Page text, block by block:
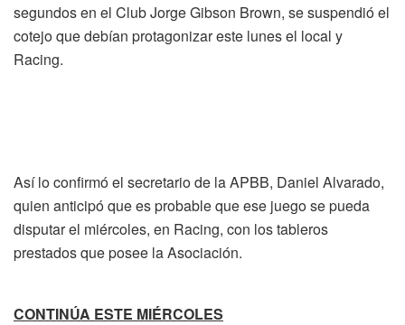
segundos en el Club Jorge Gibson Brown, se suspendió el
cotejo que debían protagonizar este lunes el local y
Racing.
Así lo confirmó el secretario de la APBB, Daniel Alvarado,
quien anticipó que es probable que ese juego se pueda
disputar el miércoles, en Racing, con los tableros
prestados que posee la Asociación.
CONTINÚA ESTE MIÉRCOLES